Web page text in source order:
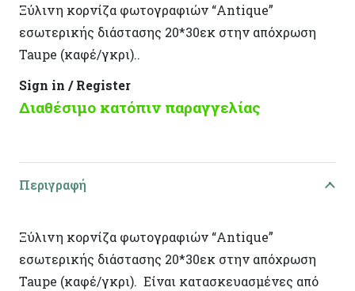
Ξύλινη κορνίζα φωτογραφιών “Antique”
εσωτερικής διάστασης 20*30εκ στην απόχρωση
Taupe (καφέ/γκρι)..
Sign in / Register
Διαθέσιμο κατόπιν παραγγελίας
Περιγραφή
Ξύλινη κορνίζα φωτογραφιών “Antique”
εσωτερικής διάστασης 20*30εκ στην απόχρωση
Taupe (καφέ/γκρι). Είναι κατασκευασμένες από